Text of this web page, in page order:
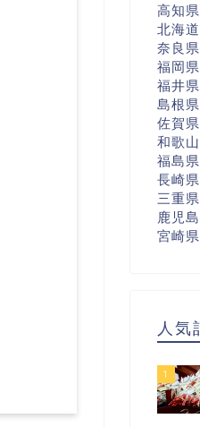
高知
北海
奈良
福岡
福井
島根
佐賀
和歌
福島
長崎
三重
鹿児
宮崎
人気
1